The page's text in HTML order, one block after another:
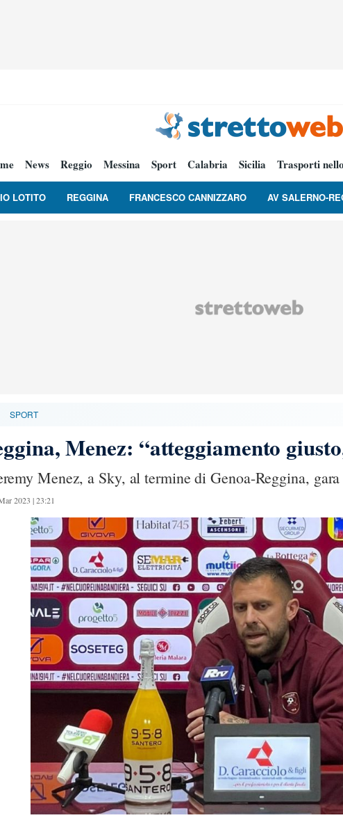
News Reggio Messina Sport Calabria Sicilia Trasporti
LOTITO REGGINA FRANCESCO CANNIZZARO AV SALERNO-
SPORT
Menez: “atteggiamento
Menez, a Sky, al termine di Genoa-Reggina,
2023 | 23:21